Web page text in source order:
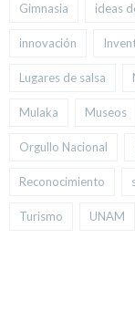
Gimnasia ideas
innovación
Lugares de salsa
Mulaka Museos
Orgullo Nacional
Reconocimiento
Turismo UNAM